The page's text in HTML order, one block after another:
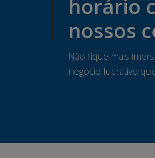
horário
nossos
Não fique mais
negócio lucrativo